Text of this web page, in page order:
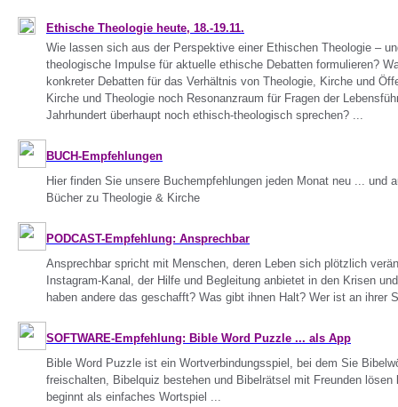
Ethische Theologie heute, 18.-19.11.
Wie lassen sich aus der Perspektive einer Ethischen Theologie –
theologische Impulse für aktuelle ethische Debatten formulieren?
konkreter Debatten für das Verhältnis von Theologie, Kirche und
Kirche und Theologie noch Resonanzraum für Fragen der
Jahrhundert überhaupt noch ethisch-theologisch sprechen? ...
BUCH-Empfehlungen
Hier finden Sie unsere Buchempfehlungen jeden Monat neu ... und
Bücher zu Theologie & Kirche
PODCAST-Empfehlung: Ansprechbar
Ansprechbar spricht mit Menschen, deren Leben sich plötzlich
Instagram-Kanal, der Hilfe und Begleitung anbietet in den Krisen
haben andere das geschafft? Was gibt ihnen Halt? Wer ist an ihrer
SOFTWARE-Empfehlung: Bible Word Puzzle ... als App
Bible Word Puzzle ist ein Wortverbindungsspiel, bei dem Sie
freischalten, Bibelquiz bestehen und Bibelrätsel mit Freunden
beginnt als einfaches Wortspiel ...